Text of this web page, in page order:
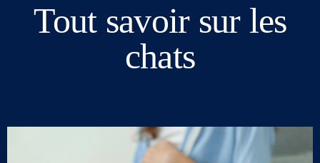
Tout savoir sur les
chats